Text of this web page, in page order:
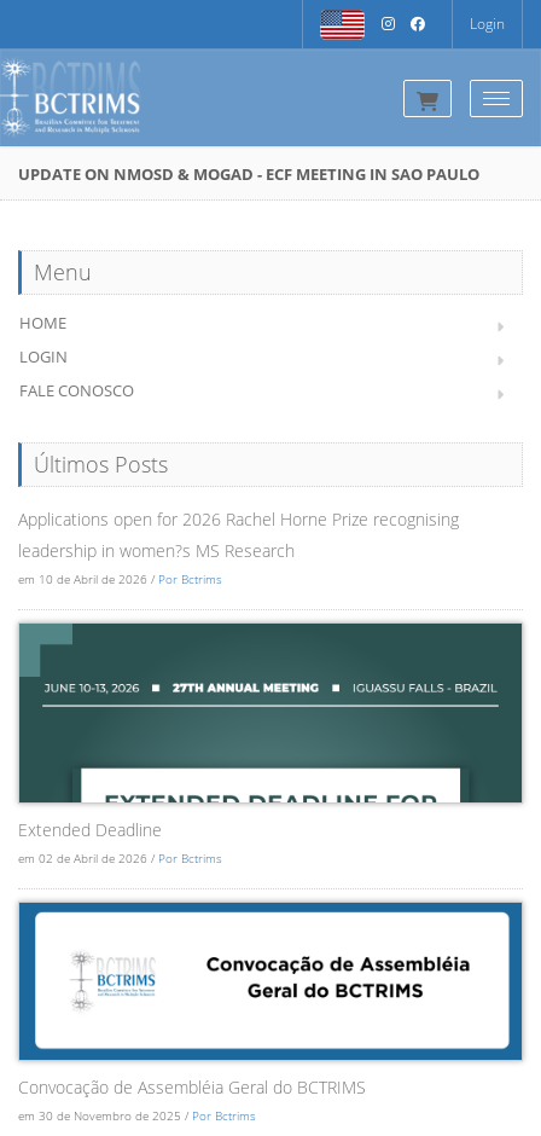
Login
UPDATE ON NMOSD & MOGAD - ECF MEETING IN SAO PAULO
Menu
HOME
LOGIN
FALE CONOSCO
Últimos Posts
Applications open for 2026 Rachel Horne Prize recognising
leadership in women?s MS Research
em 10 de Abril de 2026 / Por Bctrims
Extended Deadline
em 02 de Abril de 2026 / Por Bctrims
Convocação de Assembléia Geral do BCTRIMS
em 30 de Novembro de 2025 / Por Bctrims